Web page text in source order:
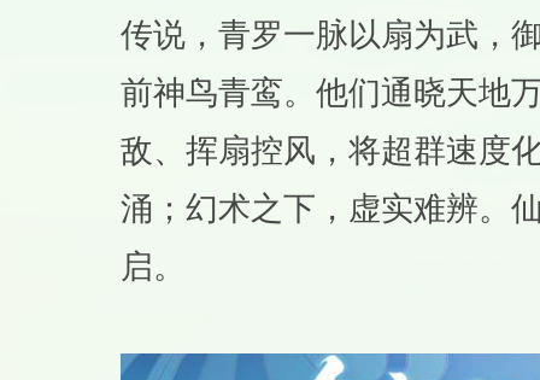
传说，青罗一脉以扇为武，
前神鸟青鸾。他们通晓天地
敌、挥扇控风，将超群速度
涌；幻术之下，虚实难辨。
启。